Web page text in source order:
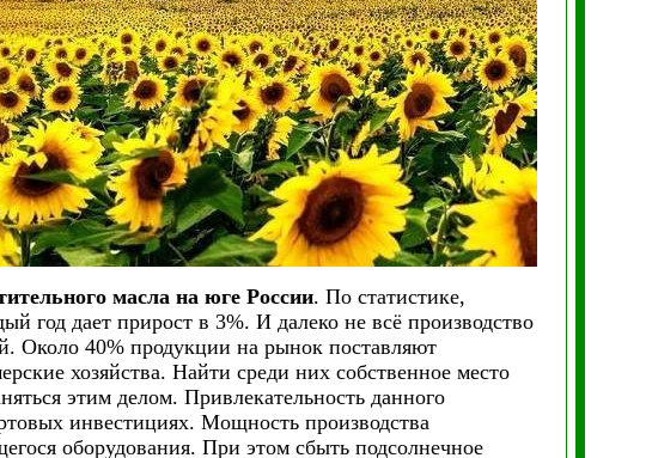
масла на юге России. По статистике,
год дает прирост в 3%. И далеко не всё производство
Около 40% продукции на рынок поставляют
хозяйства. Найти среди них собственное место
этим делом. Привлекательность данного
инвестициях. Мощность производства
оборудования. При этом сбыть подсолнечное